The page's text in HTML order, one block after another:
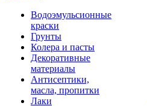
Водоэмульсионные
краски
Грунты
Колера и пасты
Декоративные
материалы
Антисептики,
масла, пропитки
Лаки